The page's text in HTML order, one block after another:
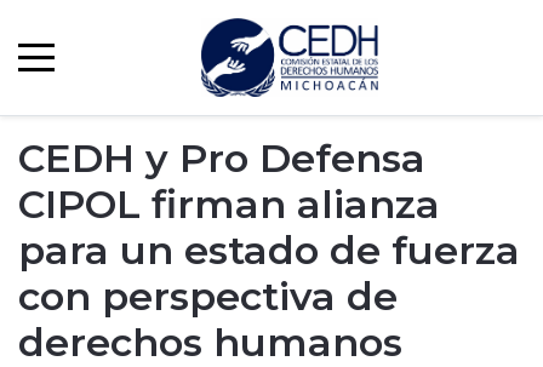
CEDH y Pro Defensa
CIPOL firman alianza
para un estado de fuerza
con perspectiva de
derechos humanos